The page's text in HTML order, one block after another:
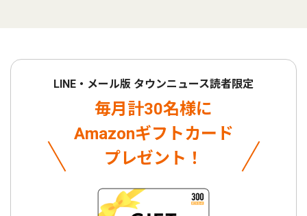
LINE・メール版 タウンニュース読者限定
毎月計30名様に
Amazonギフトカード
プレゼント！